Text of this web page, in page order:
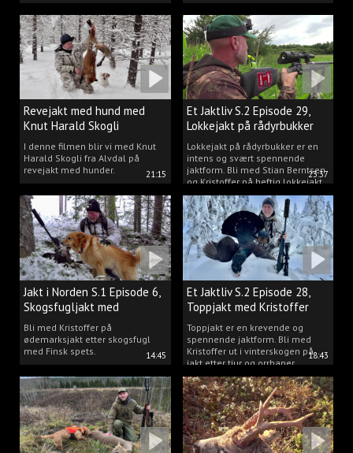
21:15
Revejakt med hund med
Knut Harald Skogli
I denne filmen blir vi med Knut
Harald Skogli fra Alvdal på
revejakt med hunder.
23:37
Et Jaktliv S.2 Episode 29,
Lokkejakt på rådyrbukker
med Stian og Kristoffer
Lokkejakt på rådyrbukker er en
intens og svært spennende
jaktform. Bli med Stian Berntsen
og Kristoffer på heftig lokkejakt.
14:45
Jakt i Norden S.1 Episode 6,
Skogsfugljakt med
spetshund.
Bli med Kristoffer på
ødemarksjakt etter skogsfugl
med Finsk spets.
18:43
Et Jaktliv S.2 Episode 28,
Toppjakt med Kristoffer
Clausen
Toppjakt er en krevende og
spennende jaktform. Bli med
Kristoffer ut i vinterskogen på
jakt etter tiur og orrhaner.